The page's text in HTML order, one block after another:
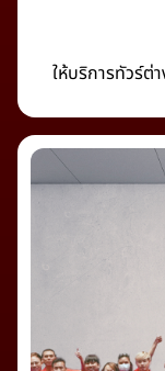
ให้บริการทัวร์ต่